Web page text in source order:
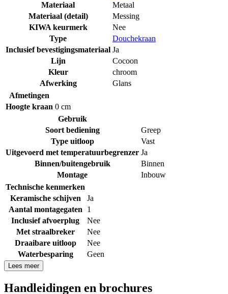
Materiaal
Metaal
Materiaal (detail)
Messing
KIWA keurmerk
Nee
Type
Douchekraan
Inclusief bevestigingsmateriaal Ja
Lijn
Cocoon
Kleur
chroom
Afwerking
Glans
Afmetingen
Hoogte kraan 0 cm
Gebruik
Soort bediening
Greep
Type uitloop
Vast
Uitgevoerd met temperatuurbegrenzer Ja
Binnen/buitengebruik
Binnen
Montage
Inbouw
Technische kenmerken
Keramische schijven
Ja
Aantal montagegaten
1
Inclusief afvoerplug
Nee
Met straalbreker
Nee
Draaibare uitloop
Nee
Waterbesparing
Geen
Lees meer
Handleidingen en brochures